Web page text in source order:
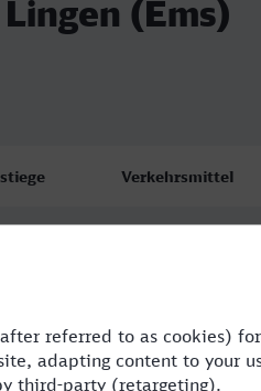
(Ems)
Verkehrsmittel
WFB,RE,ICE,NX